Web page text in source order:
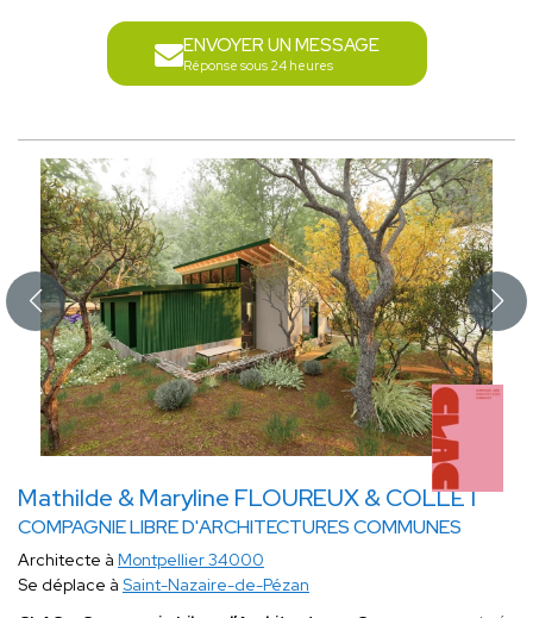
ENVOYER UN MESSAGE
Réponse sous 24 heures
Mathilde & Maryline FLOUREUX & COLLET
COMPAGNIE LIBRE D'ARCHITECTURES COMMUNES
Architecte à Montpellier 34000
Se déplace à Saint-Nazaire-de-Pézan